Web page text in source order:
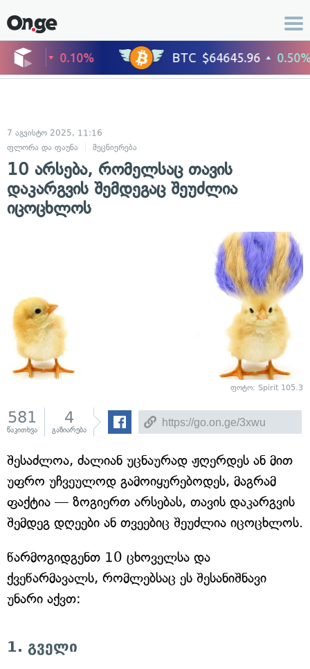
7 აგვისტო 2025, 11:16
ფლორა და ფაუნა
მეცნიერება
10 არსება, რომელსაც თავის
დაკარგვის შემდეგაც შეუძლია
იცოცხლოს
ფოტო: Spirit 105.3
581
წაკითხვა
4
გაზიარება
შესაძლოა, ძალიან უცნაურად ჟღერდეს ან მით
უფრო უჩვეულოდ გამოიყურებოდეს, მაგრამ
ფაქტია — ზოგიერთ არსებას, თავის დაკარგვის
შემდეგ დღეები ან თვეებიც შეუძლია იცოცხლოს.
წარმოგიდგენთ 10 ცხოველსა და
ქვეწარმავალს, რომლებსაც ეს შესანიშნავი
უნარი აქვთ:
1. გველი